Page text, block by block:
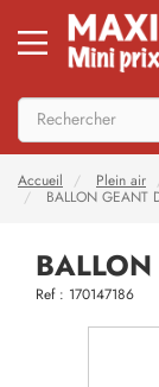
Accueil Plein air
BALLON GEANT
Ref : 170147186